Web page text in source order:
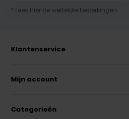
* Lees hier de wettelijke beperkingen
Klantenservice
Mijn account
Categorieën